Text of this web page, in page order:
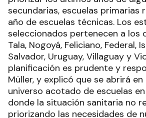
secundarias, escuelas primarias
año de escuelas técnicas. Los
seleccionados pertenecen a los
Tala, Nogoyá, Feliciano, Federal,
Salvador, Uruguay, Villaguay y
planificación es prudente y
Müller, y explicó que se abrirá
universo acotado de escuelas
donde la situación sanitaria no
priorizando las necesidades de